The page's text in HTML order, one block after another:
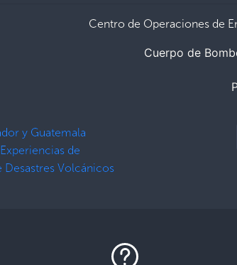
Centro de Operaciones de
Cuerpo de
y Guatemala
de
Desastres Volcánicos